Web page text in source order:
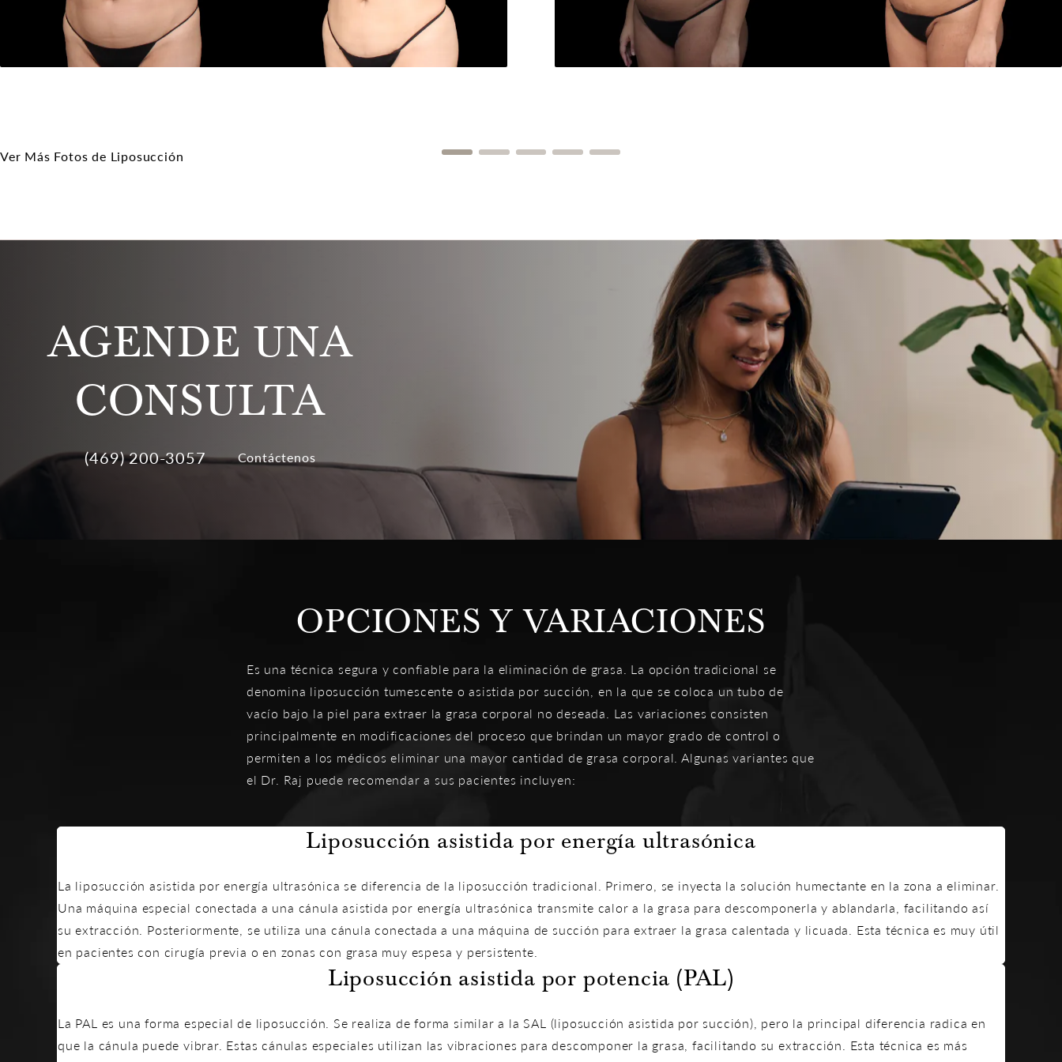
Ver Más Fotos de Liposucción
AGENDE UNA
CONSULTA
(469) 200-3057 Contáctenos
OPCIONES Y VARIACIONES
Es una técnica segura y confiable para la eliminación de grasa. La opción tradicional se
denomina liposucción tumescente o asistida por succión, en la que se coloca un tubo de
vacío bajo la piel para extraer la grasa corporal no deseada. Las variaciones consisten
principalmente en modificaciones del proceso que brindan un mayor grado de control o
permiten a los médicos eliminar una mayor cantidad de grasa corporal. Algunas variantes que
el Dr. Raj puede recomendar a sus pacientes incluyen:
Liposucción asistida por energía ultrasónica
La liposucción asistida por energía ultrasónica se diferencia de la liposucción tradicional. Primero, se inyecta la solución humectante en la zona a eliminar.
Una máquina especial conectada a una cánula asistida por energía ultrasónica transmite calor a la grasa para descomponerla y ablandarla, facilitando así
su extracción. Posteriormente, se utiliza una cánula conectada a una máquina de succión para extraer la grasa calentada y licuada. Esta técnica es muy útil
en pacientes con cirugía previa o en zonas con grasa muy espesa y persistente.
Liposucción asistida por potencia (PAL)
La PAL es una forma especial de liposucción. Se realiza de forma similar a la SAL (liposucción asistida por succión), pero la principal diferencia radica en
que la cánula puede vibrar. Estas cánulas especiales utilizan las vibraciones para descomponer la grasa, facilitando su extracción. Esta técnica es más